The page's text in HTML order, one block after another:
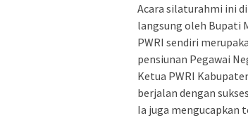
Acara silaturahmi ini
langsung oleh Bupati
PWRI sendiri
pensiunan Pegawai
Ketua PWRI
berjalan dengan
Ia juga mengucapkan